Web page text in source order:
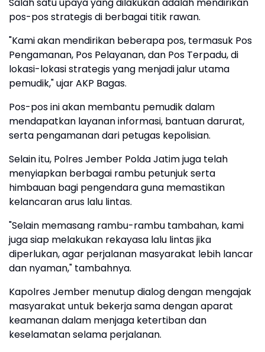
pos-pos strategis di berbagai titik rawan.
"Kami akan mendirikan beberapa pos, termasuk Pos
Pengamanan, Pos Pelayanan, dan Pos Terpadu, di
lokasi-lokasi strategis yang menjadi jalur utama
pemudik," ujar AKP Bagas.
Pos-pos ini akan membantu pemudik dalam
mendapatkan layanan informasi, bantuan darurat,
serta pengamanan dari petugas kepolisian.
Selain itu, Polres Jember Polda Jatim juga telah
menyiapkan berbagai rambu petunjuk serta
himbauan bagi pengendara guna memastikan
kelancaran arus lalu lintas.
"Selain memasang rambu-rambu tambahan, kami
juga siap melakukan rekayasa lalu lintas jika
diperlukan, agar perjalanan masyarakat lebih lancar
dan nyaman," tambahnya.
Kapolres Jember menutup dialog dengan mengajak
masyarakat untuk bekerja sama dengan aparat
keamanan dalam menjaga ketertiban dan
keselamatan selama perjalanan.